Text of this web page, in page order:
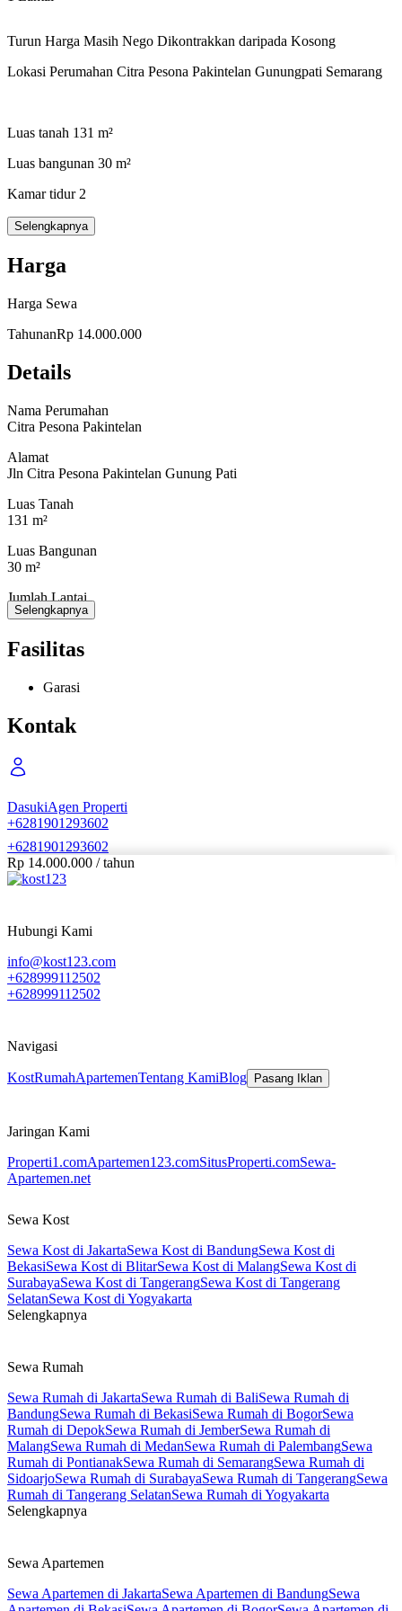
Turun Harga Masih Nego Dikontrakkan daripada Kosong
Lokasi Perumahan Citra Pesona Pakintelan Gunungpati Semarang
Luas tanah 131 m²
Luas bangunan 30 m²
Kamar tidur 2
Kamar mandi 1
Dapur
Udara sejuk segar
Jalan lebar air lancar
Dekat kampus Unnes, STIE Semarang 2
Dekat Ungaran, Pudakpayung, Gunungpati
Dikontrakkan 15 juta/tahun
Turun jadi 14 juta/ tahun nego di lokasi
Hubungi : Dasuki
081901293602
Selengkapnya
Harga
Harga Sewa
TahunanRp 14.000.000
Details
Nama Perumahan
Citra Pesona Pakintelan
Alamat
Jln Citra Pesona Pakintelan Gunung Pati
Luas Tanah
131 m²
Luas Bangunan
30 m²
Jumlah Lantai
1
Kamar Tidur
2
Kamar Mandi
Kamar Tidur Pembantu
-
Kondisi Perabotan
Unfurnished
Sertifikat
Selengkapnya
Fasilitas
Garasi
Kontak
DasukiAgen Properti
+6281901293602
+6281901293602
Rp 14.000.000 /tahun
Hubungi Kami
info@kost123.com
+628999112502
+628999112502
Navigasi
KostRumahApartemenTentang KamiBlog Pasang Iklan
Jaringan Kami
Properti1.comApartemen123.comSitusProperti.comSewa-
Apartemen.net
Sewa Kost
Sewa Kost di JakartaSewa Kost di BandungSewa Kost di
BekasiSewa Kost di BlitarSewa Kost di MalangSewa Kost di
SurabayaSewa Kost di TangerangSewa Kost di Tangerang
SelatanSewa Kost di Yogyakarta
Selengkapnya
Sewa Rumah
Sewa Rumah di JakartaSewa Rumah di BaliSewa Rumah di
BandungSewa Rumah di BekasiSewa Rumah di BogorSewa
Rumah di DepokSewa Rumah di JemberSewa Rumah di
MalangSewa Rumah di MedanSewa Rumah di PalembangSewa
Rumah di PontianakSewa Rumah di SemarangSewa Rumah di
SidoarjoSewa Rumah di SurabayaSewa Rumah di TangerangSewa
Rumah di Tangerang SelatanSewa Rumah di Yogyakarta
Selengkapnya
Sewa Apartemen
Sewa Apartemen di JakartaSewa Apartemen di BandungSewa